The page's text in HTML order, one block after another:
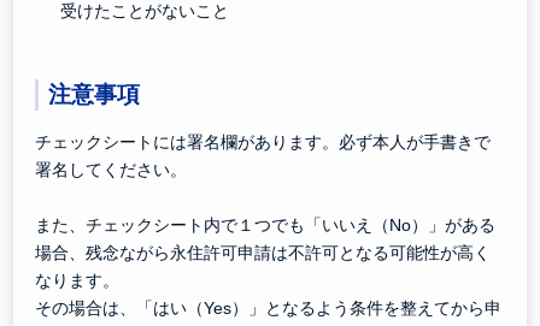
受けたことがないこと
注意事項
チェックシートには署名欄があります。必ず本人が手書きで
署名してください。
また、チェックシート内で１つでも「いいえ（No）」がある
場合、残念ながら永住許可申請は不許可となる可能性が高く
なります。
その場合は、「はい（Yes）」となるよう条件を整えてから申